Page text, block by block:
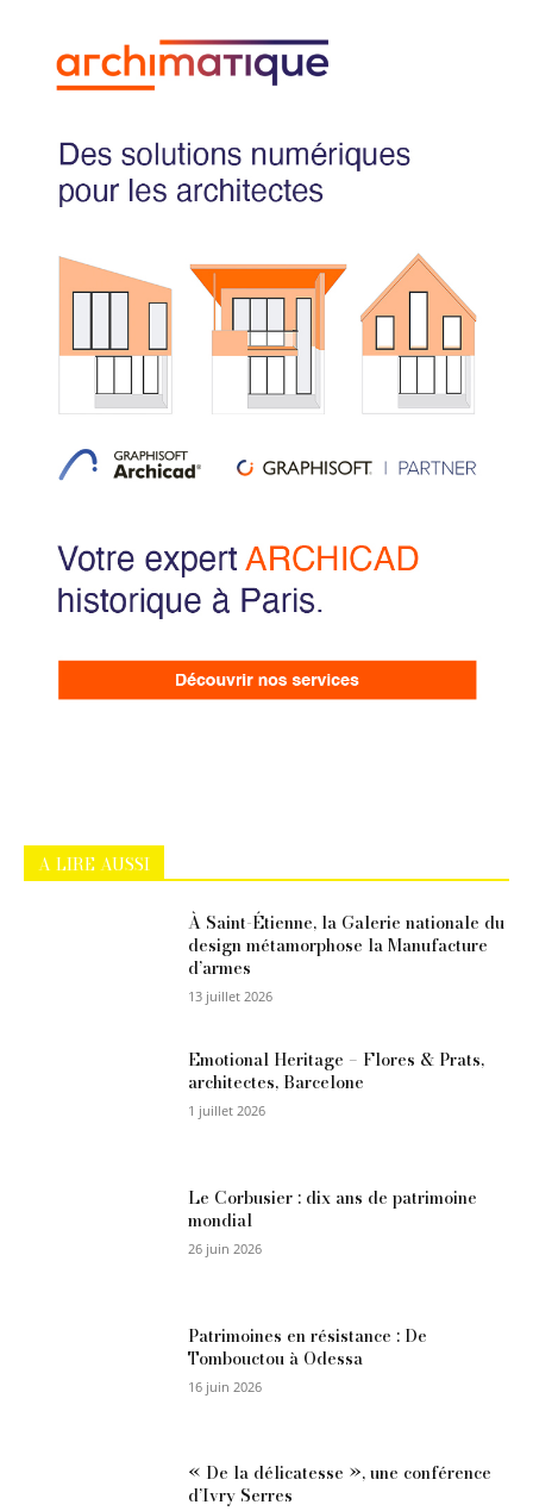
A LIRE AUSSI
À Saint-Étienne, la Galerie nationale du
design métamorphose la Manufacture
d’armes
13 juillet 2026
Emotional Heritage – Flores & Prats,
architectes, Barcelone
1 juillet 2026
Le Corbusier : dix ans de patrimoine
mondial
26 juin 2026
Patrimoines en résistance : De
Tombouctou à Odessa
16 juin 2026
« De la délicatesse », une conférence
d’Ivry Serres